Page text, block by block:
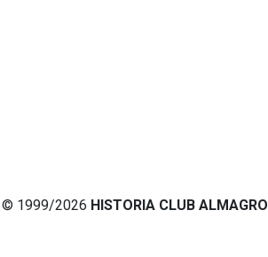
© 1999/2026 HISTORIA CLUB ALMAGRO